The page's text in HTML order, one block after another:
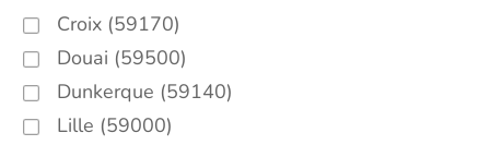
Croix (59170)
Douai (59500)
Dunkerque (59140)
Lille (59000)